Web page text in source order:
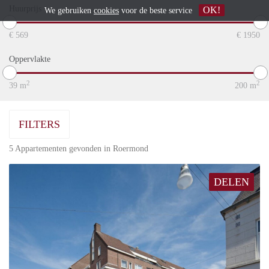
€ 569 € 1950
Oppervlakte
39 m2 200 m2
FILTERS
5 Appartementen gevonden in Roermond
DELEN
We gebruiken cookies voor de beste service OK!